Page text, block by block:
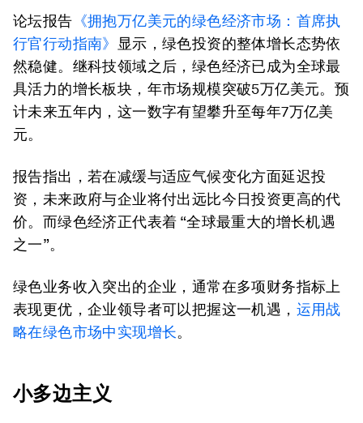
论坛报告 《拥抱万亿美元的绿色经济市场：首席执
行官行动指南》
显示，绿色投资的整体增长态势依
然稳健。继科技领域之后，绿色经济已成为全球最
具活力的增长板块，年市场规模突破5万亿美元。预
计未来五年内，这一数字有望攀升至每年7万亿美
元。
报告指出，若在减缓与适应气候变化方面延迟投
资，未来政府与企业将付出远比今日投资更高的代
价。而绿色经济正代表着 “全球最重大的增长机遇
之一”。
绿色业务收入突出的企业，通常在多项财务指标上
表现更优，企业领导者可以把握这一机遇， 运用战
略在绿色市场中实现增长。
小多边主义